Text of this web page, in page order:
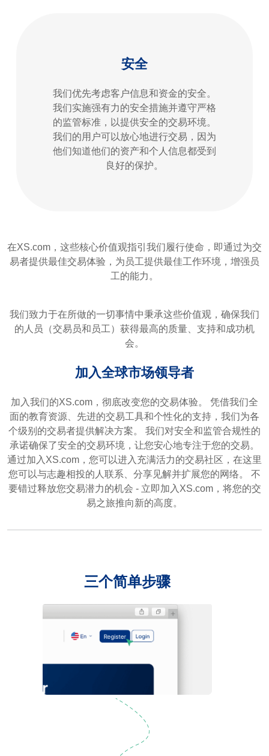
安全
我们优先考虑客户信息和资金的安全。
我们实施强有力的安全措施并遵守严格
的监管标准，以提供安全的交易环境。
我们的用户可以放心地进行交易，因为
他们知道他们的资产和个人信息都受到
良好的保护。
在XS.com，这些核心价值观指引我们履行使命，即通过为交
易者提供最佳交易体验，为员工提供最佳工作环境，增强员
工的能力。
我们致力于在所做的一切事情中秉承这些价值观，确保我们
的人员（交易员和员工）获得最高的质量、支持和成功机
会。
加入全球市场领导者
加入我们的XS.com，彻底改变您的交易体验。 凭借我们全
面的教育资源、先进的交易工具和个性化的支持，我们为各
个级别的交易者提供解决方案。 我们对安全和监管合规性的
承诺确保了安全的交易环境，让您安心地专注于您的交易。
通过加入XS.com，您可以进入充满活力的交易社区，在这里
您可以与志趣相投的人联系、分享见解并扩展您的网络。 不
要错过释放您交易潜力的机会 - 立即加入XS.com，将您的交
易之旅推向新的高度。
三个简单步骤
注册